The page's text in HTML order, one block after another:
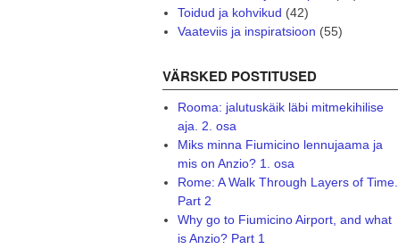
Toidud ja kohvikud (42)
Vaateviis ja inspiratsioon (55)
VÄRSKED POSTITUSED
Rooma: jalutuskäik läbi mitmekihilise
aja. 2. osa
Miks minna Fiumicino lennujaama ja
mis on Anzio? 1. osa
Rome: A Walk Through Layers of Time.
Part 2
Why go to Fiumicino Airport, and what
is Anzio? Part 1